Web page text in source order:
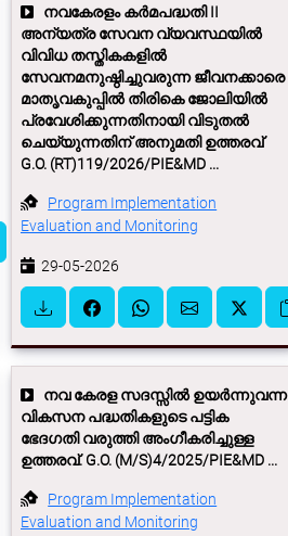
നവകേരളം കർമപദ്ധതി II
അന്യത്ര സേവന വ്യവസ്ഥയില്‍
വിവിധ തസ്തികകളില്‍
സേവനമനുഷ്ഠിച്ചുവരുന്ന ജീവനക്കാരെ
മാതൃവകുപ്പില്‍ തിരികെ ജോലിയില്‍
പ്രവേശിക്കുന്നതിനായി വിടുതല്‍
ചെയ്യുന്നതിന് അനുമതി ഉത്തരവ്
G.O. (RT)119/2026/PIE&MD ...
Program Implementation
Evaluation and Monitoring
29-05-2026
നവ കേരള സദസ്സില്‍ ഉയര്‍ന്നുവന്ന
വികസന പദ്ധതികളുടെ പട്ടിക
ഭേദഗതി വരുത്തി അംഗീകരിച്ചുള്ള
ഉത്തരവ്. G.O. (M/S)4/2025/PIE&MD ...
Program Implementation
Evaluation and Monitoring